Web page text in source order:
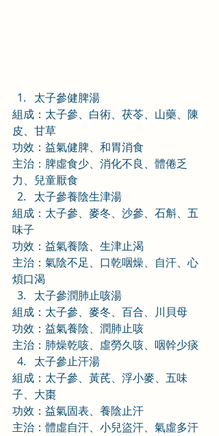
太子參健脾湯
組成：太子參、白術、茯苓、山藥、陳
皮、甘草
功效：益氣健脾、和胃消食
主治：脾虛食少、消化不良、體倦乏
力、兒童厭食
太子參養陰生津湯
組成：太子參、麥冬、沙參、石斛、五
味子
功效：益氣養陰、生津止渴
主治：氣陰不足、口乾咽燥、自汗、心
煩口渴
太子參潤肺止咳湯
組成：太子參、麥冬、百合、川貝母
功效：益氣養陰、潤肺止咳
主治：肺燥乾咳、虛勞久咳、咽幹少痰
太子參止汗湯
組成：太子參、黃芪、浮小麥、五味
子、大棗
功效：益氣固表、養陰止汗
主治：體虛自汗、小兒盜汗、氣虛多汗